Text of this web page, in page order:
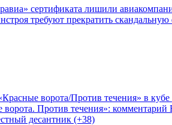
сертификата лишили
требуют прекратить
ворота/Против течения» в
ворота. Против течения»:
десантник (+38)